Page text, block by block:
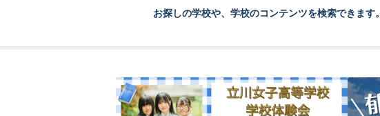
お探しの学校や、学校のコンテンツを検索できます。